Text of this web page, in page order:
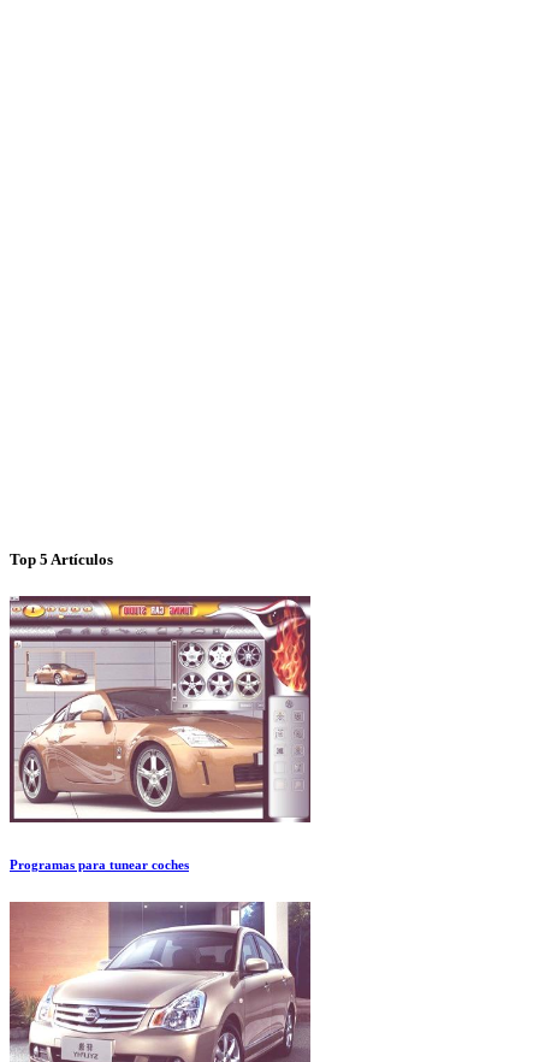
Top 5 Artículos
Programas para tunear coches